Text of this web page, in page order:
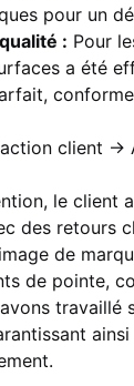
pour un
: Pour
a été
client →
le client
des retours
de
de pointe,
travaillé